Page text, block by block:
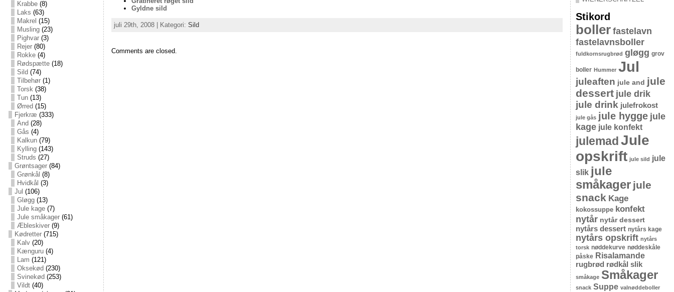
Krabbe(8)
Laks (63)
Makrel (15)
Musling(23)
Pighvar(3)
Rejer(80)
Rokke(4)
Rødspætte(18)
Sild (74)
Tilbehør(1)
Torsk(38)
Tun(13)
Ørred (15)
Fjerkræ (333)
And (28)
Gås (4)
Kalkun(79)
Kylling(143)
Struds (27)
Grøntsager(84)
Grønkål (8)
Hvidkål (3)
Jul (106)
Gløgg(13)
Jule kage(7)
Jule småkager(61)
Æbleskiver(9)
Kødretter(715)
Kalv(20)
Kænguru(4)
Lam (121)
Oksekød (230)
Svinekød (253)
Vildt(40)
Gyldne sild
juli 29th, 2008 | Kategori: Sild
Comments are closed.
Stikord
boller fastelavn
fastelavnsboller
fuldkornsrugbrød gløgg grov
boller Hummer Jul
juleaften jule and jule
dessert jule drik
jule drink julefrokost
jule gås jule hygge jule
kage jule konfekt
julemad Jule
opskrift jule sild jule
slik jule
småkager jule
snack Kage
kokossuppe konfekt
nytår nytår dessert
nytårs dessert nytårs kage
nytårs opskrift nytårs
torsk nøddekurve nøddeskåle
påske Risalamande
rugbrød rødkål slik
småkage Småkager
snack Suppe valnøddeboller